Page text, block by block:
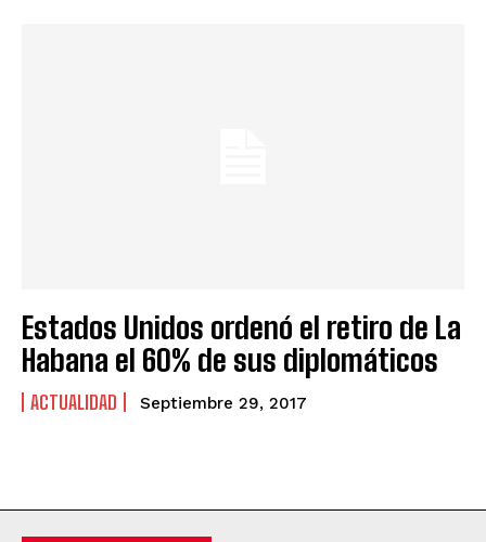
Estados Unidos ordenó el retiro de La
Habana el 60% de sus diplomáticos
ACTUALIDAD Septiembre 29, 2017